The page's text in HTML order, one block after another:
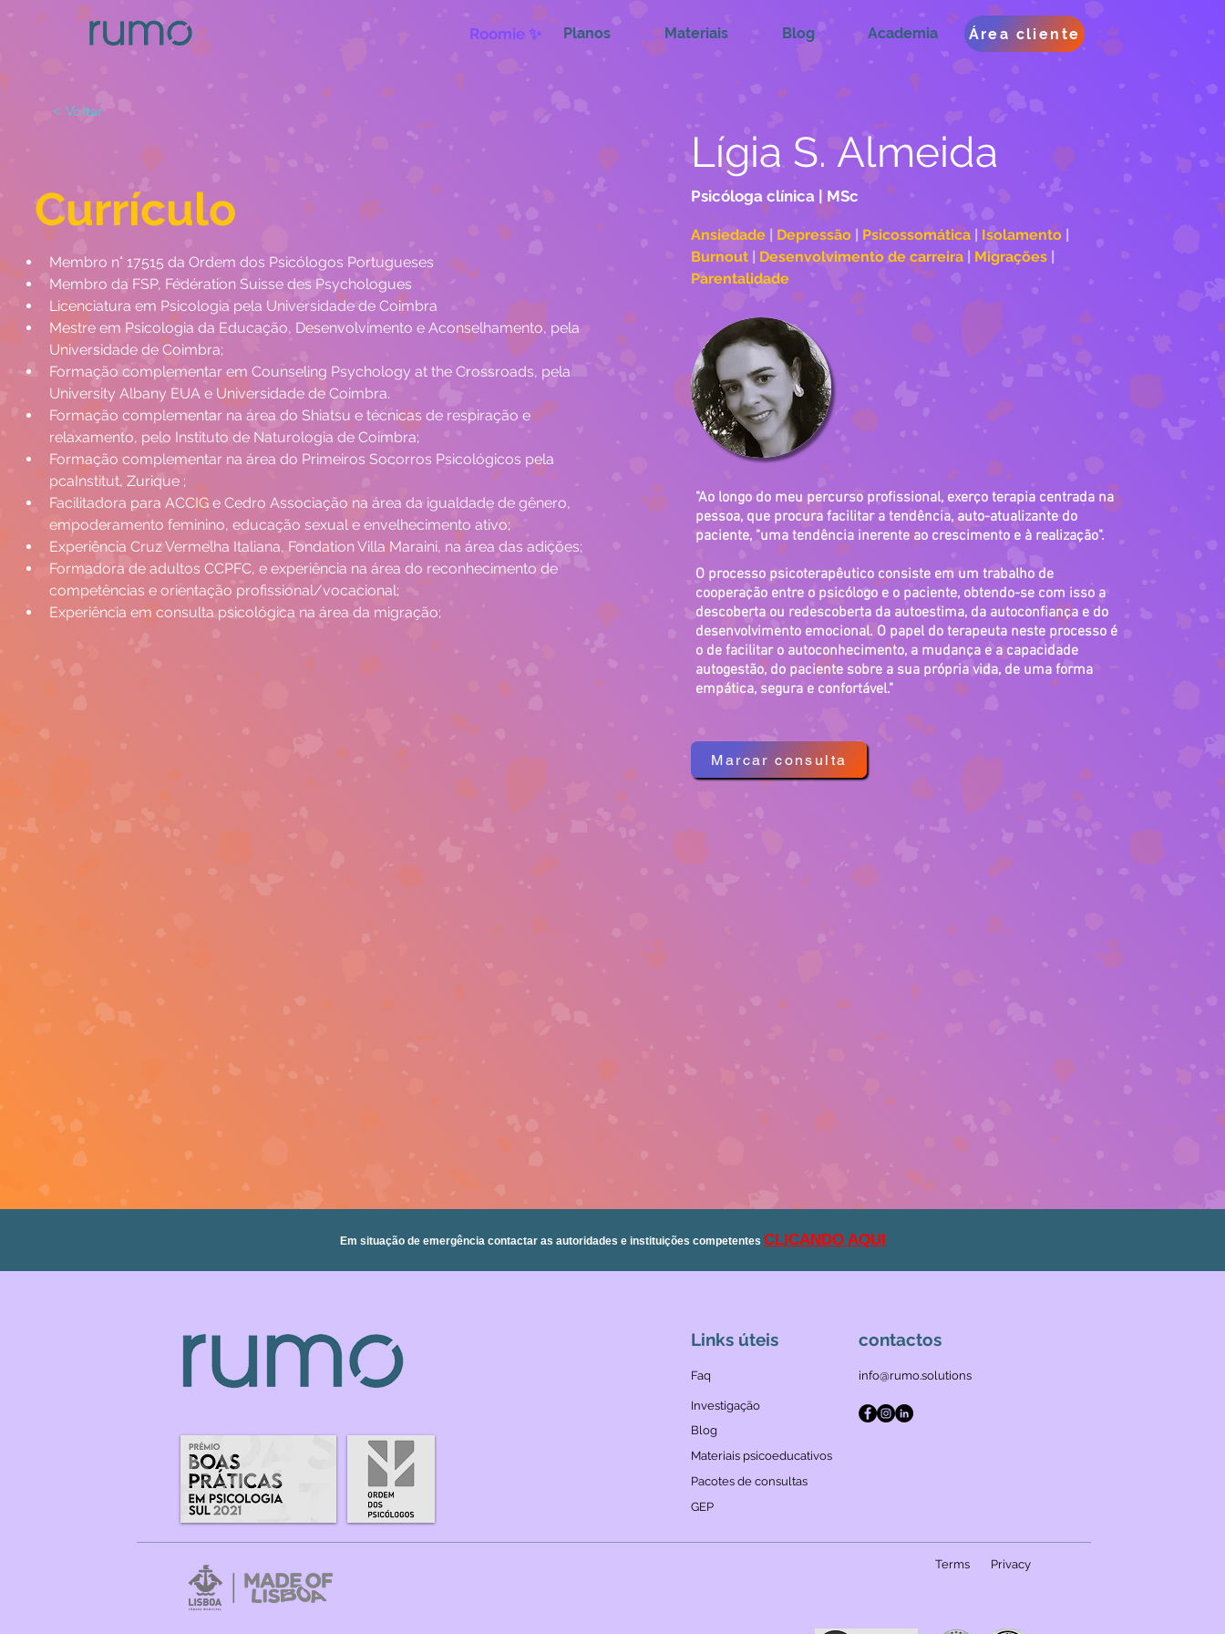
Planos Materiais Blog Academia
Roomie ✨ Área cliente
< Voltar
Currículo
Membro n° 17515 da Ordem dos Psicólogos Portugueses
Membro da FSP, Fédération Suisse des Psychologues
Licenciatura em Psicologia pela Universidade de Coimbra
Mestre em Psicologia da Educação, Desenvolvimento e Aconselhamento, pela
Universidade de Coimbra;
Formação complementar em Counseling Psychology at the Crossroads, pela
University Albany EUA e Universidade de Coimbra.
Formação complementar na área do Shiatsu e técnicas de respiração e
relaxamento, pelo Instituto de Naturologia de Coimbra;
Formação complementar na área do Primeiros Socorros Psicológicos pela
pcaInstitut, Zurique ;
Facilitadora para ACCIG e Cedro Associação na área da igualdade de gênero,
empoderamento feminino, educação sexual e envelhecimento ativo;
Experiência Cruz Vermelha Italiana, Fondation Villa Maraini, na área das adições;
Formadora de adultos CCPFC, e experiência na área do reconhecimento de
competências e orientação profissional/vocacional;
Experiência em consulta psicológica na área da migração;
Lígia S. Almeida
Psicóloga clínica | MSc
Ansiedade | Depressão | Psicossomática | Isolamento |
Burnout | Desenvolvimento de carreira | Migrações |
Parentalidade
"Ao longo do meu percurso profissional, exerço terapia centrada na
pessoa, que procura facilitar a tendência, auto-atualizante do
paciente, "uma tendência inerente ao crescimento e à realização".
O processo psicoterapêutico consiste em um trabalho de
cooperação entre o psicólogo e o paciente, obtendo-se com isso a
descoberta ou redescoberta da autoestima, da autoconfiança e do
desenvolvimento emocional. O papel do terapeuta neste processo é
o de facilitar o autoconhecimento, a mudança e a capacidade
autogestão, do paciente sobre a sua própria vida, de uma forma
empática, segura e confortável."
Marcar consulta
Em situação de emergência contactar as autoridades e instituições competentes CLICANDO AQUI
Links úteis
Faq
Investigação
contactos
info@rumo.solutions
Blog
Materiais psicoeducativos
Pacotes de consultas
GEP
Terms Privacy